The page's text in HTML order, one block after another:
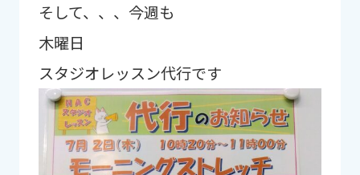
体験申し込み
そして、、、今週も
木曜日
スタジオレッスン代行です